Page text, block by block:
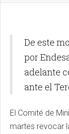
De este
por
adelante
ante el
El Comité de
martes revocar